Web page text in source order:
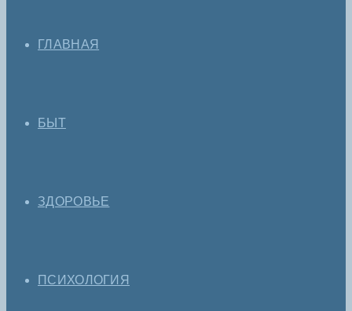
ГЛАВНАЯ
БЫТ
ЗДОРОВЬЕ
ПСИХОЛОГИЯ